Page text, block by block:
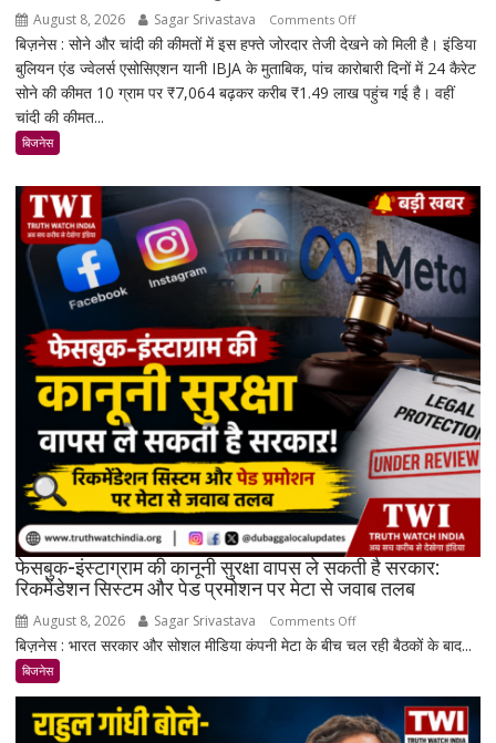
August 8, 2026 Sagar Srivastava Comments Offon
सोना-
चांदी
फिर
में
सोना
₹7,064
और
चांदी
₹14,094
महंगी,
रिकॉर्ड
के
करीब
पहुंचे
दाम
बिज़नेस : सोने और चांदी की कीमतों में इस हफ्ते जोरदार तेजी देखने को मिली है। इंडिया
बुलियन एंड ज्वेलर्स एसोसिएशन यानी IBJA के मुताबिक, पांच कारोबारी दिनों में 24 कैरेट
सोने की कीमत 10 ग्राम पर ₹7,064 बढ़कर करीब ₹1.49 लाख पहुंच गई है। वहीं
चांदी की कीमत...
बिजनेस
फेसबुक-इंस्टाग्राम की कानूनी सुरक्षा वापस ले सकती है सरकार:
रिकमेंडेशन सिस्टम और पेड प्रमोशन पर मेटा से जवाब तलब
August 8, 2026 Sagar Srivastava Comments Offon
फेसबुक-
की
कानूनी
बिज़नेस : भारत सरकार और सोशल मीडिया कंपनी मेटा के बीच चल रही बैठकों के बाद...
बिजनेस